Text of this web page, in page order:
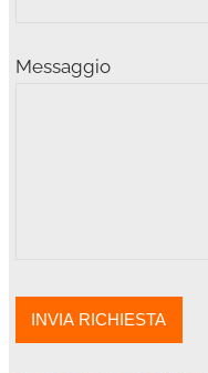
Messaggio